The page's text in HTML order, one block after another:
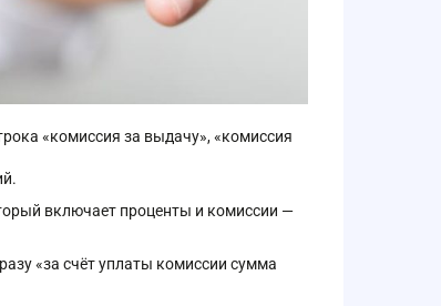
«комиссия за выдачу», «комиссия
включает проценты и комиссии —
«за счёт уплаты комиссии сумма